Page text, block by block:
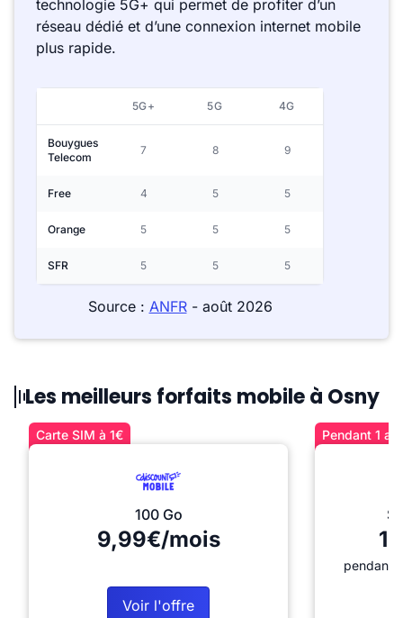
technologie 5G+ qui permet de profiter d’un
réseau dédié et d’une connexion internet mobile
plus rapide.
5G+ 5G 4G
Bouygues
Telecom
7 8 9
Free 4 5 5
Orange 5 5 5
SFR 5 5 5
Source : ANFR- août 2026
Les meilleurs forfaits mobile à Osny
Carte SIM à 1€
100 Go
9,99€/mois
Voir l'offre
Pendant 1
pendant